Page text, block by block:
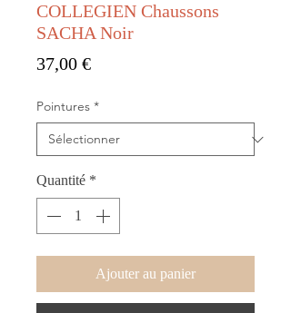
COLLEGIEN Chaussons
SACHA Noir
37,00 €Prix
Pointures *
Quantité *
Ajouter au panier